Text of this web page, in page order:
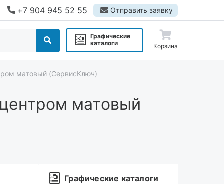
+7 904 945 52 55 Отправить заявку
Графические
каталоги
Корзина
матовый (СервисКлюч)
матовый
Графические каталоги